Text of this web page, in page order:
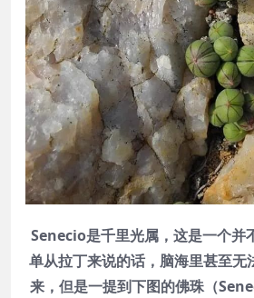
Senecio是千里光属，这是一个并
单从拉丁来说的话，脑海里甚至无
来，但是一提到下图的佛珠（